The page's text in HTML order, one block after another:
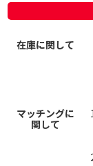
在庫に関して
マッチングに
関して